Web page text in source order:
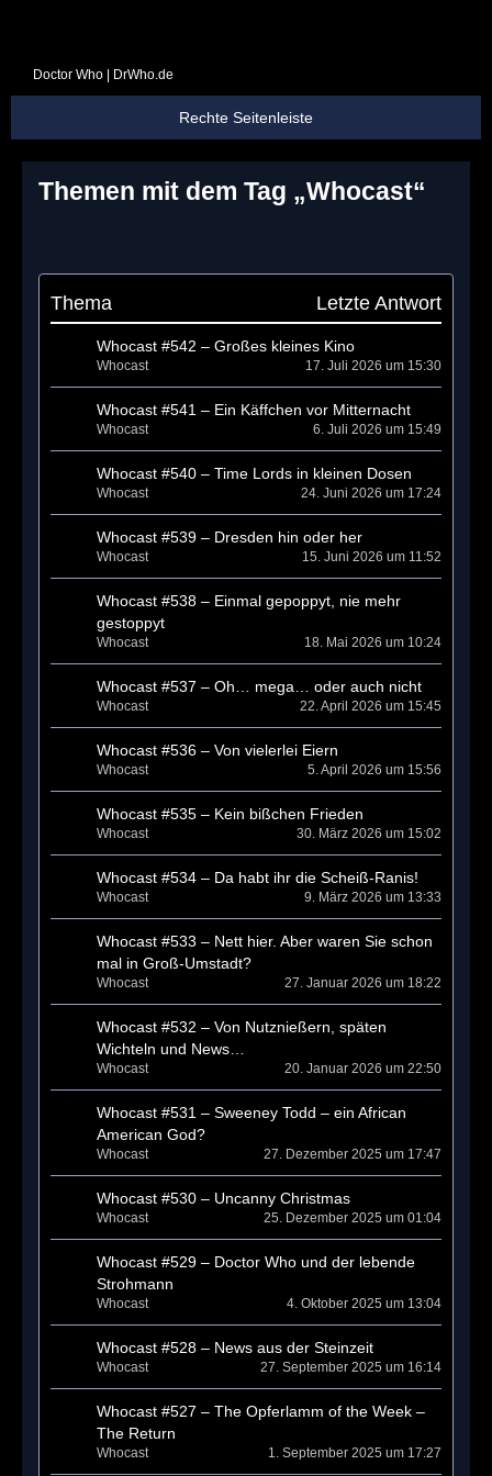
Doctor Who | DrWho.de
Themen mit dem Tag „Whocast“
Thema Letzte Antwort
Whocast #542 – Großes kleines Kino
Whocast 17. Juli 2026 um 15:30
Whocast #541 – Ein Käffchen vor Mitternacht
Whocast 6. Juli 2026 um 15:49
Whocast #540 – Time Lords in kleinen Dosen
Whocast 24. Juni 2026 um 17:24
Whocast #539 – Dresden hin oder her
Whocast 15. Juni 2026 um 11:52
Whocast #538 – Einmal gepoppyt, nie mehr
gestoppyt
Whocast 18. Mai 2026 um 10:24
Whocast #537 – Oh… mega… oder auch nicht
Whocast 22. April 2026 um 15:45
Whocast #536 – Von vielerlei Eiern
Whocast 5. April 2026 um 15:56
Whocast #535 – Kein bißchen Frieden
Whocast 30. März 2026 um 15:02
Whocast #534 – Da habt ihr die Scheiß-Ranis!
Whocast 9. März 2026 um 13:33
Whocast #533 – Nett hier. Aber waren Sie schon
mal in Groß-Umstadt?
Whocast 27. Januar 2026 um 18:22
Whocast #532 – Von Nutznießern, späten
Wichteln und News…
Whocast 20. Januar 2026 um 22:50
Whocast #531 – Sweeney Todd – ein African
American God?
Whocast 27. Dezember 2025 um 17:47
Whocast #530 – Uncanny Christmas
Whocast 25. Dezember 2025 um 01:04
Whocast #529 – Doctor Who und der lebende
Strohmann
Whocast 4. Oktober 2025 um 13:04
Whocast #528 – News aus der Steinzeit
Whocast 27. September 2025 um 16:14
Whocast #527 – The Opferlamm of the Week –
The Return
Whocast 1. September 2025 um 17:27